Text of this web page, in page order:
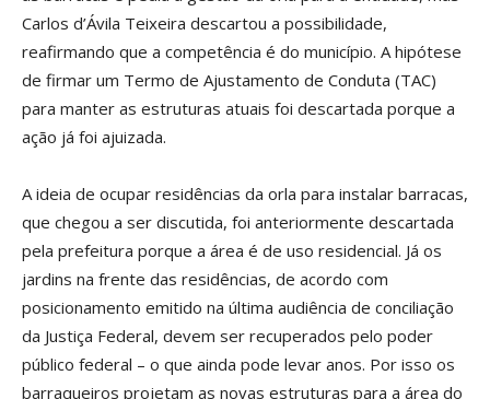
Carlos d’Ávila Teixeira descartou a possibilidade,
reafirmando que a competência é do município. A hipótese
de firmar um Termo de Ajustamento de Conduta (TAC)
para manter as estruturas atuais foi descartada porque a
ação já foi ajuizada.
A ideia de ocupar residências da orla para instalar barracas,
que chegou a ser discutida, foi anteriormente descartada
pela prefeitura porque a área é de uso residencial. Já os
jardins na frente das residências, de acordo com
posicionamento emitido na última audiência de conciliação
da Justiça Federal, devem ser recuperados pelo poder
público federal – o que ainda pode levar anos. Por isso os
barraqueiros projetam as novas estruturas para a área do